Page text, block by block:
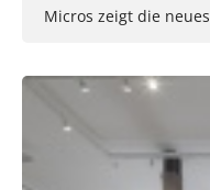
Micros zeigt die